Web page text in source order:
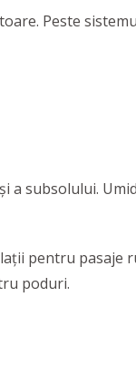
Peste
a subsolului.
pentru pasaje
poduri.